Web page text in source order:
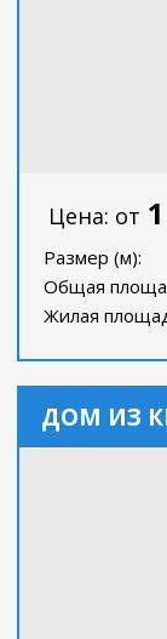
Цена: от
Размер (м):
Общая
Жилая
ДОМ ИЗ